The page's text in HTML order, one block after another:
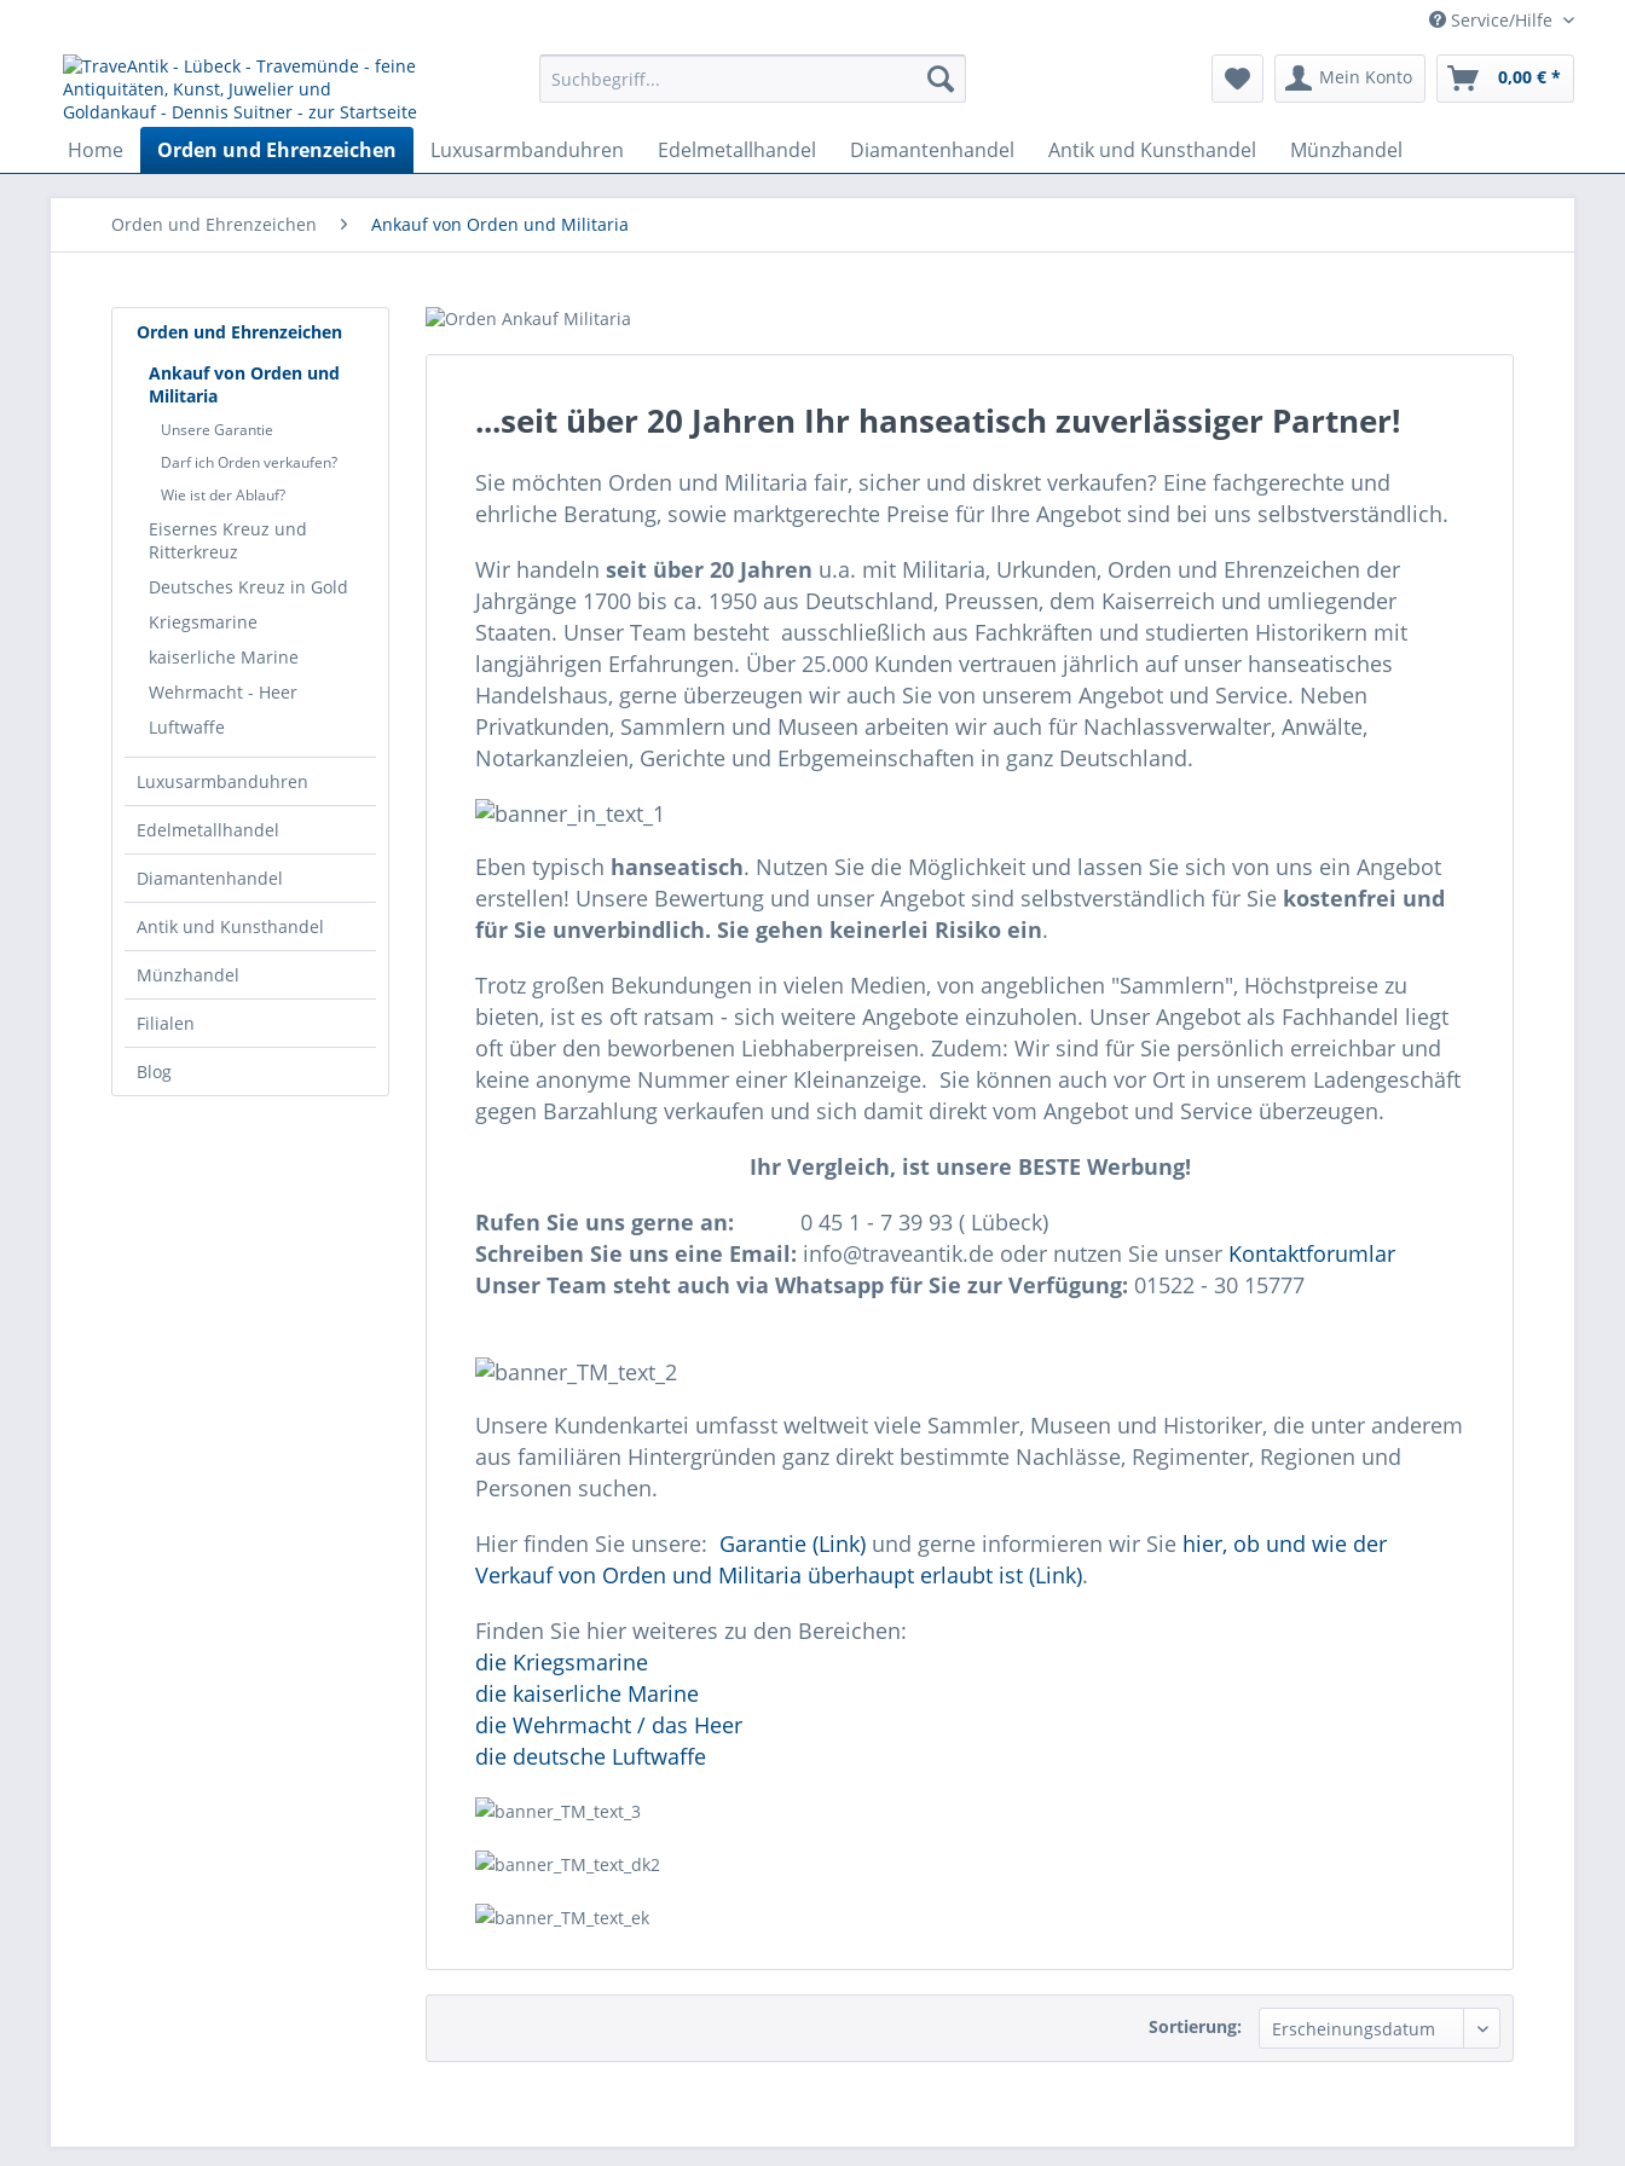
Service/Hilfe
Mein Konto 0,00 € *
Home Orden und Ehrenzeichen Luxusarmbanduhren Edelmetallhandel Diamantenhandel Antik und Kunsthandel Münzhandel
Orden und Ehrenzeichen Ankauf von Orden und Militaria
Orden und Ehrenzeichen
Ankauf von Orden und
Militaria
Unsere Garantie
Darf ich Orden verkaufen?
Wie ist der Ablauf?
Eisernes Kreuz und
Ritterkreuz
Deutsches Kreuz in Gold
Kriegsmarine
kaiserliche Marine
Wehrmacht - Heer
Luftwaffe
Luxusarmbanduhren
Edelmetallhandel
Diamantenhandel
Antik und Kunsthandel
Münzhandel
Filialen
Blog
...seit über 20 Jahren Ihr hanseatisch zuverlässiger Partner!
Sie möchten Orden und Militaria fair, sicher und diskret verkaufen? Eine fachgerechte und
ehrliche Beratung, sowie marktgerechte Preise für Ihre Angebot sind bei uns selbstverständlich.
Wir handeln seit über 20 Jahren u.a. mit Militaria, Urkunden, Orden und Ehrenzeichen der
Jahrgänge 1700 bis ca. 1950 aus Deutschland, Preussen, dem Kaiserreich und umliegender
Staaten. Unser Team besteht ausschließlich aus Fachkräften und studierten Historikern mit
langjährigen Erfahrungen. Über 25.000 Kunden vertrauen jährlich auf unser hanseatisches
Handelshaus, gerne überzeugen wir auch Sie von unserem Angebot und Service. Neben
Privatkunden, Sammlern und Museen arbeiten wir auch für Nachlassverwalter, Anwälte,
Notarkanzleien, Gerichte und Erbgemeinschaften in ganz Deutschland.
Eben typisch hanseatisch. Nutzen Sie die Möglichkeit und lassen Sie sich von uns ein Angebot
erstellen! Unsere Bewertung und unser Angebot sind selbstverständlich für Sie kostenfrei und
für Sie unverbindlich. Sie gehen keinerlei Risiko ein.
Trotz großen Bekundungen in vielen Medien, von angeblichen "Sammlern", Höchstpreise zu
bieten, ist es oft ratsam - sich weitere Angebote einzuholen. Unser Angebot als Fachhandel liegt
oft über den beworbenen Liebhaberpreisen. Zudem: Wir sind für Sie persönlich erreichbar und
keine anonyme Nummer einer Kleinanzeige. Sie können auch vor Ort in unserem Ladengeschäft
gegen Barzahlung verkaufen und sich damit direkt vom Angebot und Service überzeugen.
Ihr Vergleich, ist unsere BESTE Werbung!
Rufen Sie uns gerne an: 0 45 1 - 7 39 93 ( Lübeck)
Schreiben Sie uns eine Email: info@traveantik.de oder nutzen Sie unser Kontaktforumlar
Unser Team steht auch via Whatsapp für Sie zur Verfügung: 01522 - 30 15777
Unsere Kundenkartei umfasst weltweit viele Sammler, Museen und Historiker, die unter anderem
aus familiären Hintergründen ganz direkt bestimmte Nachlässe, Regimenter, Regionen und
Personen suchen.
Hier finden Sie unsere: Garantie (Link) und gerne informieren wir Sie hier, ob und wie der
Verkauf von Orden und Militaria überhaupt erlaubt ist (Link).
Finden Sie hier weiteres zu den Bereichen:
die Kriegsmarine
die kaiserliche Marine
die Wehrmacht / das Heer
die deutsche Luftwaffe
Sortierung: